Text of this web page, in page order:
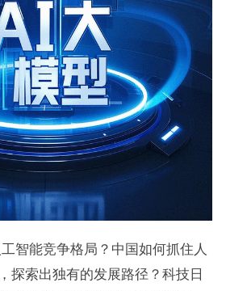
智能竞争格局？中国如何抓住人
探索出独有的发展路径？科技日